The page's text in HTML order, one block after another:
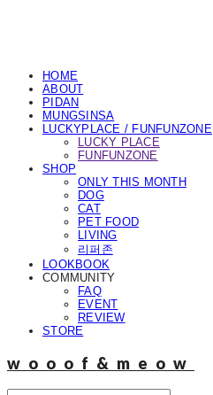
HOME
ABOUT
PIDAN
MUNGSINSA
LUCKYPLACE / FUNFUNZONE
LUCKY PLACE
FUNFUNZONE
SHOP
ONLY THIS MONTH
DOG
CAT
PET FOOD
LIVING
리퍼존
LOOKBOOK
COMMUNITY
FAQ
EVENT
REVIEW
STORE
wooof&meow